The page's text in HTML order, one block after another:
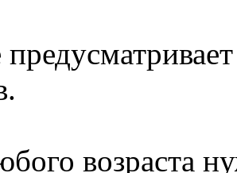
возраста